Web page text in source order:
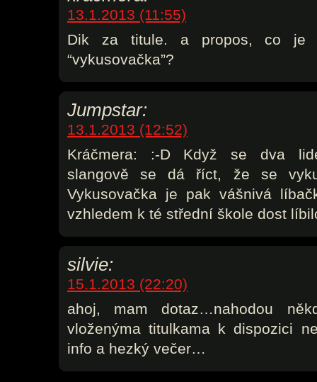
13.1.2013 (11:55)
Dik za titule. a propos, co je
“vykusovačka”?
Jumpstar:
13.1.2013 (12:52)
Kráčmera: :-D Když se dva
slangově se dá říct, že se
Vykusovačka je pak vášnivá
vzhledem k té střední škole dost
silvie:
15.1.2013 (22:20)
ahoj, mam dotaz…nahodou
vloženýma titulkama k dispozici
info a hezký večer…